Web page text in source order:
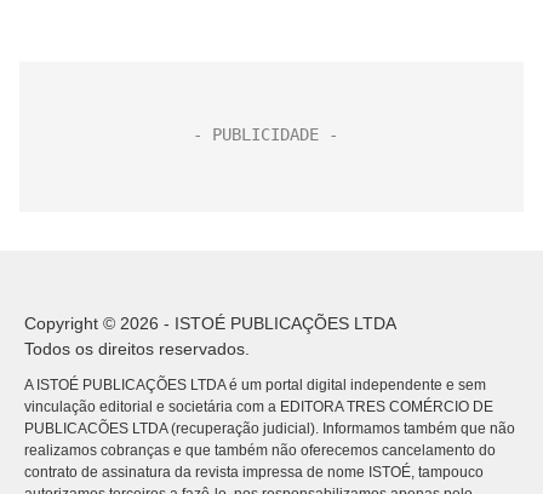
Copyright © 2026 - ISTOÉ PUBLICAÇÕES LTDA
Todos os direitos reservados.
A ISTOÉ PUBLICAÇÕES LTDA é um portal digital independente e sem
vinculação editorial e societária com a EDITORA TRES COMÉRCIO DE
PUBLICACÕES LTDA (recuperação judicial). Informamos também que não
realizamos cobranças e que também não oferecemos cancelamento do
contrato de assinatura da revista impressa de nome ISTOÉ, tampouco